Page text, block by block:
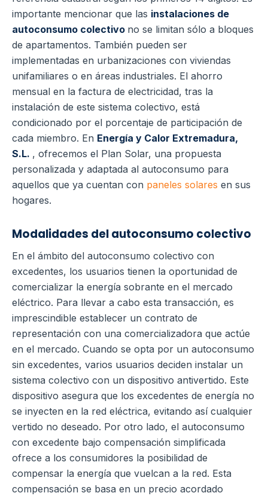
importante mencionar que las instalaciones de
autoconsumo colectivo no se limitan sólo a bloques
de apartamentos. También pueden ser
implementadas en urbanizaciones con viviendas
unifamiliares o en áreas industriales. El ahorro
mensual en la factura de electricidad, tras la
instalación de este sistema colectivo, está
condicionado por el porcentaje de participación de
cada miembro. En Energía y Calor Extremadura,
S.L. , ofrecemos el Plan Solar, una propuesta
personalizada y adaptada al autoconsumo para
aquellos que ya cuentan con paneles solares en sus
hogares.
Modalidades del autoconsumo colectivo
En el ámbito del autoconsumo colectivo con
excedentes, los usuarios tienen la oportunidad de
comercializar la energía sobrante en el mercado
eléctrico. Para llevar a cabo esta transacción, es
imprescindible establecer un contrato de
representación con una comercializadora que actúe
en el mercado. Cuando se opta por un autoconsumo
sin excedentes, varios usuarios deciden instalar un
sistema colectivo con un dispositivo antivertido. Este
dispositivo asegura que los excedentes de energía no
se inyecten en la red eléctrica, evitando así cualquier
vertido no deseado. Por otro lado, el autoconsumo
con excedente bajo compensación simplificada
ofrece a los consumidores la posibilidad de
compensar la energía que vuelcan a la red. Esta
compensación se basa en un precio acordado